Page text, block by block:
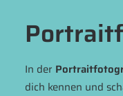
In der
dich kennen und